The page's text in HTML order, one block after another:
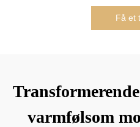
Få et
varmfølsom